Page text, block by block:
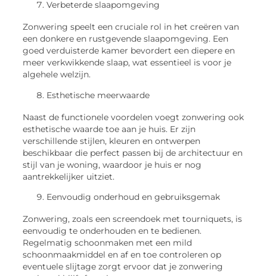
Verbeterde slaapomgeving
Zonwering speelt een cruciale rol in het creëren van
een donkere en rustgevende slaapomgeving. Een
goed verduisterde kamer bevordert een diepere en
meer verkwikkende slaap, wat essentieel is voor je
algehele welzijn.
Esthetische meerwaarde
Naast de functionele voordelen voegt zonwering ook
esthetische waarde toe aan je huis. Er zijn
verschillende stijlen, kleuren en ontwerpen
beschikbaar die perfect passen bij de architectuur en
stijl van je woning, waardoor je huis er nog
aantrekkelijker uitziet.
Eenvoudig onderhoud en gebruiksgemak
Zonwering, zoals een screendoek met tourniquets, is
eenvoudig te onderhouden en te bedienen.
Regelmatig schoonmaken met een mild
schoonmaakmiddel en af en toe controleren op
eventuele slijtage zorgt ervoor dat je zonwering